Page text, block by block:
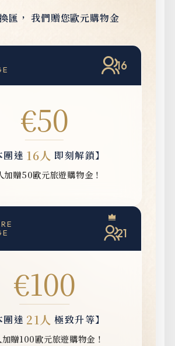
匯， 我們贈您歐元購物金
16
€50
團達 16人 即刻解鎖】
加贈50歐元旅遊購物金！
21
€100
團達 21人 極致升等】
贈100歐元旅遊購物金！